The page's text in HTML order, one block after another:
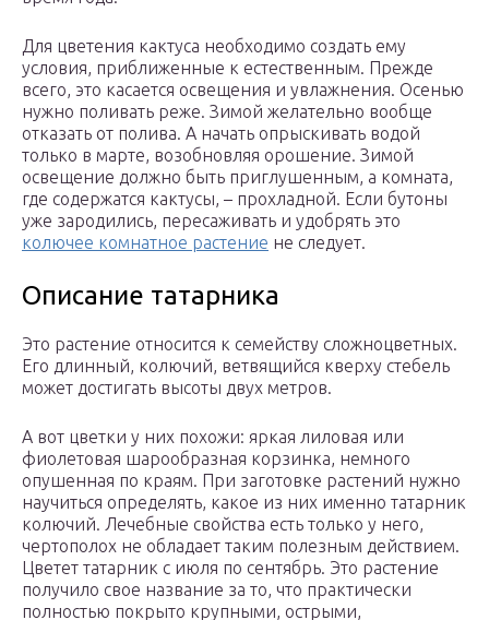
Для цветения кактуса необходимо создать ему
условия, приближенные к естественным. Прежде
всего, это касается освещения и увлажнения. Осенью
нужно поливать реже. Зимой желательно вообще
отказать от полива. А начать опрыскивать водой
только в марте, возобновляя орошение. Зимой
освещение должно быть приглушенным, а комната,
где содержатся кактусы, – прохладной. Если бутоны
уже зародились, пересаживать и удобрять это
колючее комнатное растение не следует.
Описание татарника
Это растение относится к семейству сложноцветных.
Его длинный, колючий, ветвящийся кверху стебель
может достигать высоты двух метров.
А вот цветки у них похожи: яркая лиловая или
фиолетовая шарообразная корзинка, немного
опушенная по краям. При заготовке растений нужно
научиться определять, какое из них именно татарник
колючий. Лечебные свойства есть только у него,
чертополох не обладает таким полезным действием.
Цветет татарник с июля по сентябрь. Это растение
получило свое название за то, что практически
полностью покрыто крупными, острыми,